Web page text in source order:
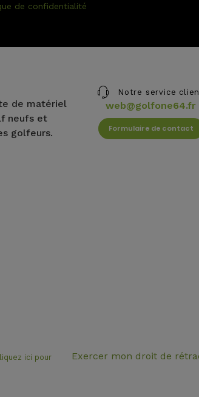
de confidentialité
de matériel
neufs et
golfeurs.
Notre service
web@golfone64.fr
Formulaire de contact
ici pour
Exercer mon droit de